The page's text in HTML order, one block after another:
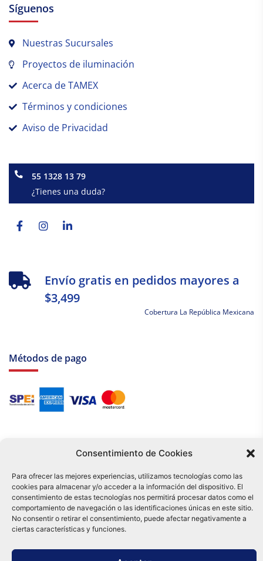
Consentimiento de Cookies
Para ofrecer las mejores experiencias, utilizamos tecnologías como las
cookies para almacenar y/o acceder a la información del dispositivo. El
consentimiento de estas tecnologías nos permitirá procesar datos como el
comportamiento de navegación o las identificaciones únicas en este sitio.
No consentir o retirar el consentimiento, puede afectar negativamente a
ciertas características y funciones.
Síguenos
Nuestras Sucursales
Proyectos de iluminación
Acerca de TAMEX
Términos y condiciones
Aviso de Privacidad
55 1328 13 79
¿Tienes una duda?
f
Envío gratis en pedidos mayores a
$3,499
Cobertura La República Mexicana
Métodos de pago
Tu compra es respaldada por nuestro certificado SSL y operada bajo las
mejores prácticas de seguridad.
Distribuidora Tamex - México
e-commerce